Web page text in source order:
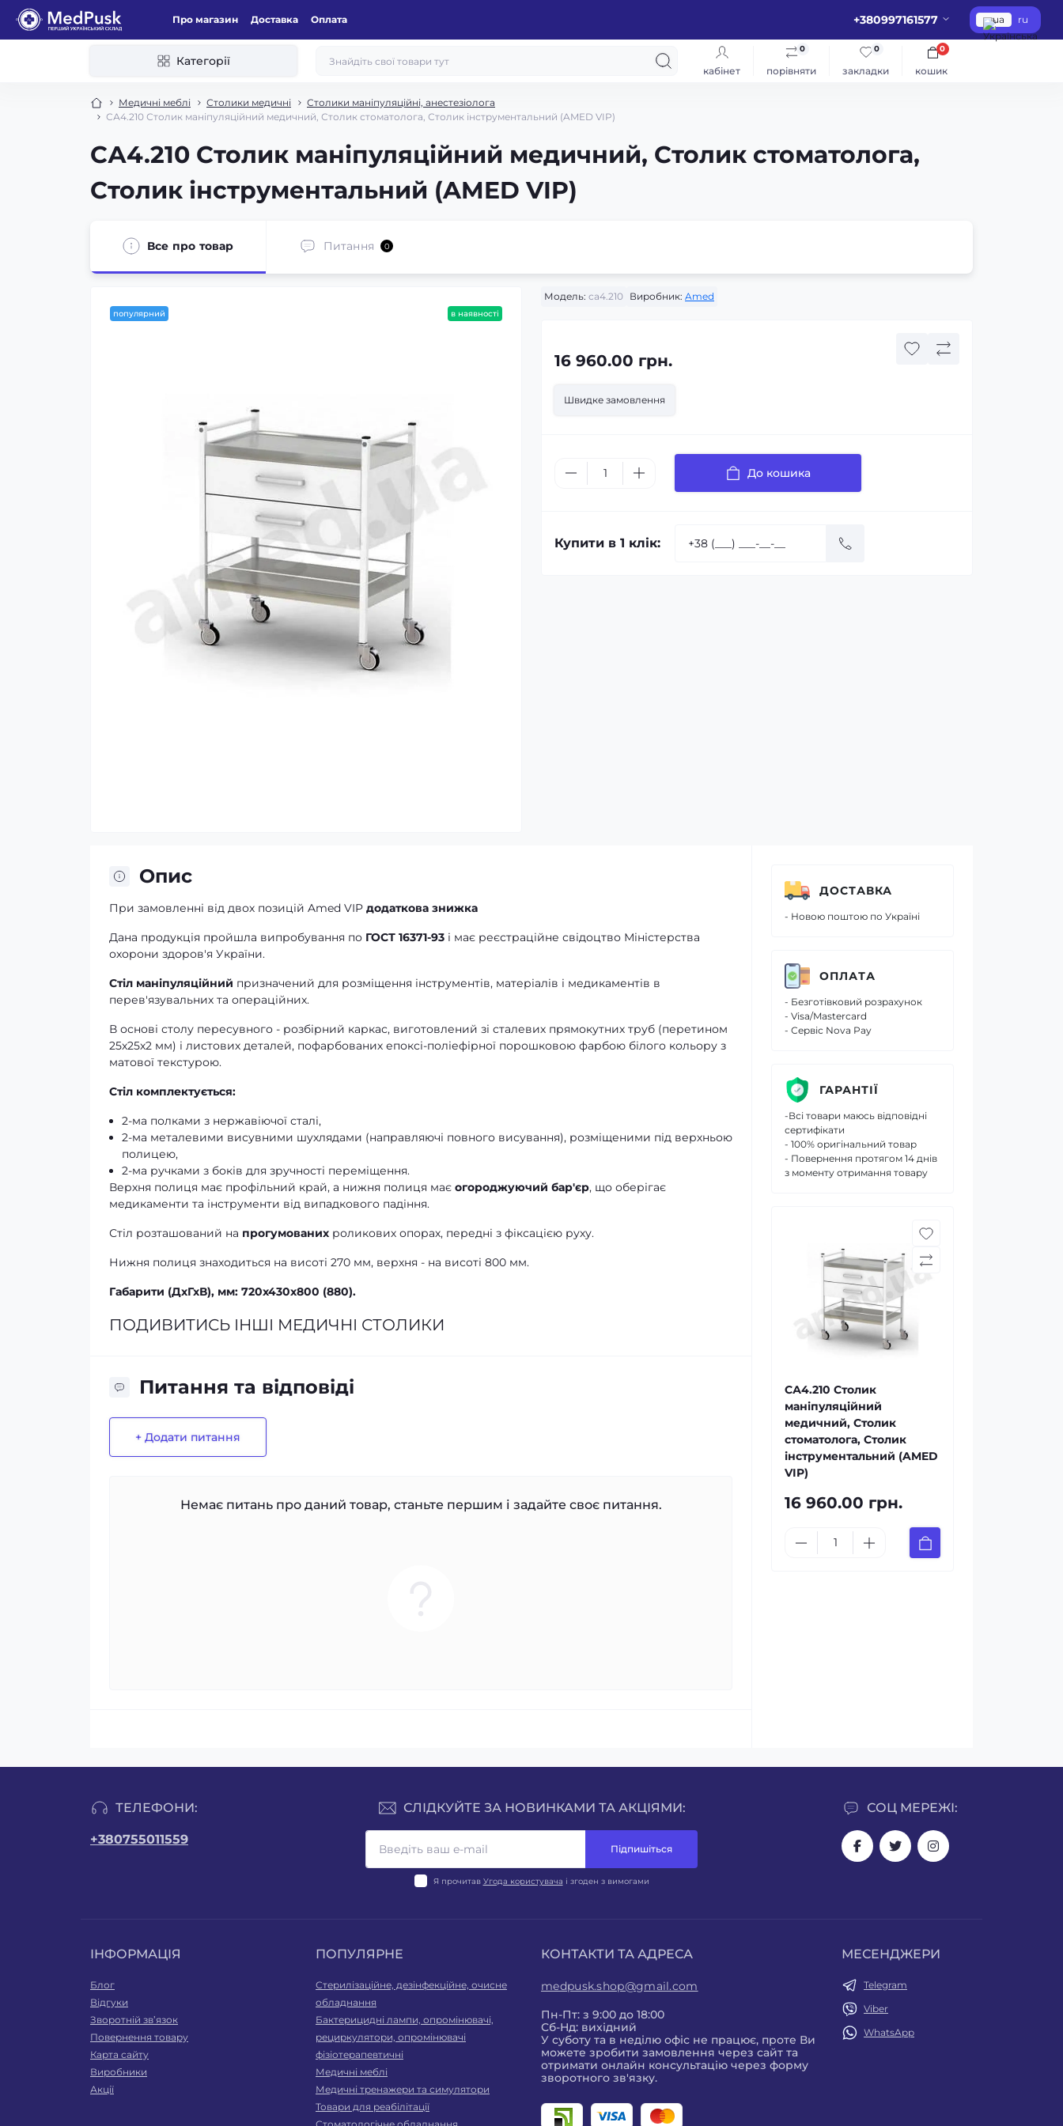
Про магазин Доставка Оплата +380997161577 ua ru
Категорії
кабінет порівняти
0
закладки
0
кошик
0
Медичні меблі Столики медичні
Столики маніпуляційні, анестезіолога
СА4.210 Столик маніпуляційний медичний, Столик стоматолога, Столик інструментальний (AMED VIP)
СА4.210 Столик маніпуляційний медичний, Столик стоматолога,
Столик інструментальний (AMED VIP)
Все про товар Питання 0
популярний в наявності
Модель: са4.210 Виробник: Amed
16 960.00 грн.
Швидке замовлення
До кошика
Купити в 1 клік:
Опис
При замовленні від двох позицій Amed VIP додаткова знижка
Дана продукція пройшла випробування по ГОСТ 16371-93 і має реєстраційне свідоцтво Міністерства
охорони здоров'я України.
Стіл маніпуляційний призначений для розміщення інструментів, матеріалів і медикаментів в
перев'язувальних та операційних.
В основі столу пересувного - розбірний каркас, виготовлений зі сталевих прямокутних труб (перетином
25х25х2 мм) і листових деталей, пофарбованих епоксі-поліефірної порошковою фарбою білого кольору з
матової текстурою.
Стіл комплектується:
2-ма полками з нержавіючої сталі,
2-ма металевими висувними шухлядами (направляючі повного висування), розміщеними під верхньою
полицею,
2-ма ручками з боків для зручності переміщення.
Верхня полиця має профільний край, а нижня полиця має огороджуючий бар'єр, що оберігає
медикаменти та інструменти від випадкового падіння.
Стіл розташований на прогумованих роликових опорах, передні з фіксацією руху.
Нижня полиця знаходиться на висоті 270 мм, верхня - на висоті 800 мм.
Габарити (ДхГхВ), мм: 720x430x800 (880).
ПОДИВИТИСЬ ІНШІ МЕДИЧНІ СТОЛИКИ
Питання та відповіді
+ Додати питання
Немає питань про даний товар, станьте першим і задайте своє питання.
ДОСТАВКА
- Новою поштою по Україні
ОПЛАТА
- Безготівковий розрахунок
- Visa/Mastercard
- Сервіс Nova Pay
ГАРАНТІЇ
-Всі товари маюсь відповідні
сертифікати
- 100% оригінальний товар
- Повернення протягом 14 днів
з моменту отримання товару
СА4.210 Столик
маніпуляційний
медичний, Столик
стоматолога, Столик
інструментальний (AMED
VIP)
16 960.00 грн.
ТЕЛЕФОНИ:
+380755011559
СОЦ МЕРЕЖІ:
СЛІДКУЙТЕ ЗА НОВИНКАМИ ТА АКЦІЯМИ:
Підпишіться
Я прочитав Угода користувача і згоден з вимогами
ІНФОРМАЦІЯ
Блог
Відгуки
Зворотній зв’язок
Повернення товару
Карта сайту
Виробники
Акції
ПОПУЛЯРНЕ
Стерилізаційне, дезінфекційне, очисне
обладнання
Бактерицидні лампи, опромінювачі,
рециркулятори, опромінювачі
фізіотерапевтичні
Медичні меблі
Медичні тренажери та симулятори
Товари для реабілітації
КОНТАКТИ ТА АДРЕСА
medpusk.shop@gmail.com
Пн-Пт: з 9:00 до 18:00
Сб-Нд: вихідний
У суботу та в неділю офіс не працює, проте Ви
можете зробити замовлення через сайт та
отримати онлайн консультацію через форму
зворотного зв'язку.
МЕСЕНДЖЕРИ
Telegram
Viber
WhatsApp